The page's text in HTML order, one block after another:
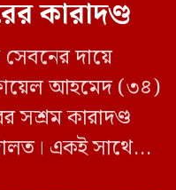
কারাদণ্ড
সেবনের দায়ে
আহমেদ (৩৪)
কারাদণ্ড
একই সাথে